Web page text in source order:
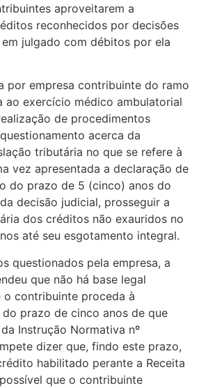
aproveitarem a
reconhecidos por decisões
julgado com débitos por ela
por empresa contribuinte do ramo
ao exercício médico ambulatorial
de procedimentos
acerca da
tributária no que se refere à
vez apresentada a declaração de
do prazo de 5 (cinco) anos do
decisão judicial, prosseguir a
dos créditos não exauridos no
até seu esgotamento integral.
questionados pela empresa, a
que não há base legal
o contribuinte proceda à
prazo de cinco anos de que
Instrução Normativa nº
dizer que, findo este prazo,
habilitado perante a Receita
que o contribuinte